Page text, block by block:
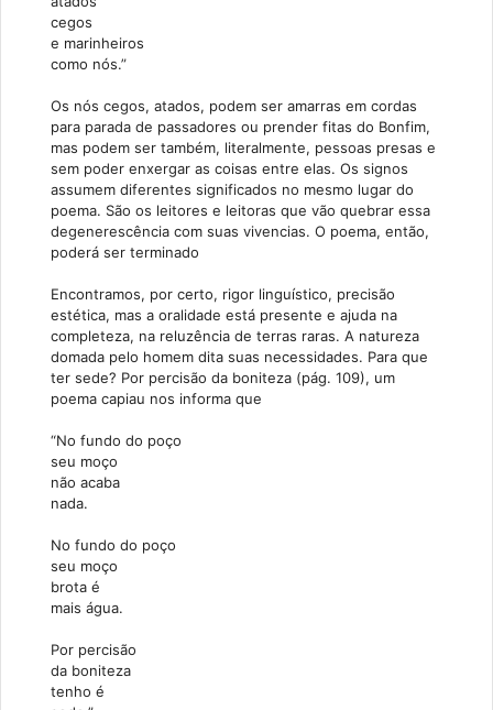
cegos
e marinheiros
como nós.”
Os nós cegos, atados, podem ser amarras em cordas
para parada de passadores ou prender fitas do Bonfim,
mas podem ser também, literalmente, pessoas presas e
sem poder enxergar as coisas entre elas. Os signos
assumem diferentes significados no mesmo lugar do
poema. São os leitores e leitoras que vão quebrar essa
degenerescência com suas vivencias. O poema, então,
poderá ser terminado
Encontramos, por certo, rigor linguístico, precisão
estética, mas a oralidade está presente e ajuda na
completeza, na reluzência de terras raras. A natureza
domada pelo homem dita suas necessidades. Para que
ter sede? Por percisão da boniteza (pág. 109), um
poema capiau nos informa que
“No fundo do poço
seu moço
não acaba
nada.
No fundo do poço
seu moço
brota é
mais água.
Por percisão
da boniteza
tenho é